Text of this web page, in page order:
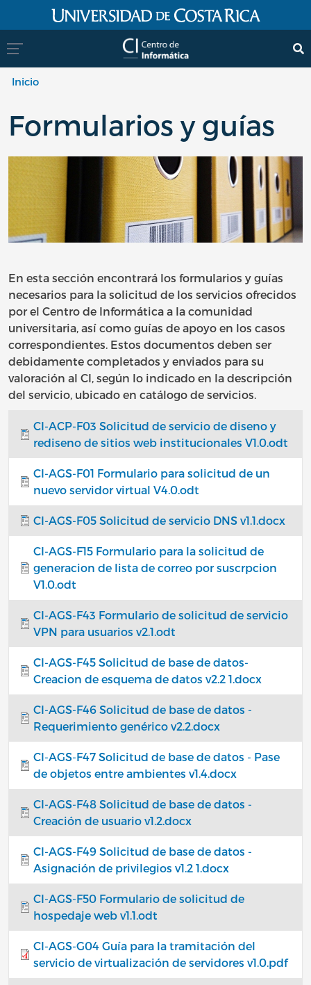
Pasar al contenido principal
Inicio
Formularios y guías
En esta sección encontrará los formularios y guías
necesarios para la solicitud de los servicios ofrecidos
por el Centro de Informática a la comunidad
universitaria, así como guías de apoyo en los casos
correspondientes. Estos documentos deben ser
debidamente completados y enviados para su
valoración al CI, según lo indicado en la descripción
del servicio, ubicado en catálogo de servicios.
CI-ACP-F03 Solicitud de servicio de diseno y
rediseno de sitios web institucionales V1.0.odt
CI-AGS-F01 Formulario para solicitud de un
nuevo servidor virtual V4.0.odt
CI-AGS-F05 Solicitud de servicio DNS v1.1.docx
CI-AGS-F15 Formulario para la solicitud de
generacion de lista de correo por suscrpcion
V1.0.odt
CI-AGS-F43 Formulario de solicitud de servicio
VPN para usuarios v2.1.odt
CI-AGS-F45 Solicitud de base de datos-
Creacion de esquema de datos v2.2 1.docx
CI-AGS-F46 Solicitud de base de datos -
Requerimiento genérico v2.2.docx
CI-AGS-F47 Solicitud de base de datos - Pase
de objetos entre ambientes v1.4.docx
CI-AGS-F48 Solicitud de base de datos -
Creación de usuario v1.2.docx
CI-AGS-F49 Solicitud de base de datos -
Asignación de privilegios v1.2 1.docx
CI-AGS-F50 Formulario de solicitud de
hospedaje web v1.1.odt
CI-AGS-G04 Guía para la tramitación del
servicio de virtualización de servidores v1.0.pdf